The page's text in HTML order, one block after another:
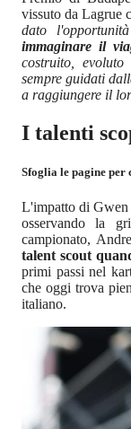
vissuto da Lagrue
dato
immaginare il
costruito,
sempre guidati
a raggiungere il
I talenti
Sfoglia le pagine per
L'impatto di Gwen
osservando la
campionato,
talent scout
primi passi nel
che oggi trova
italiano.